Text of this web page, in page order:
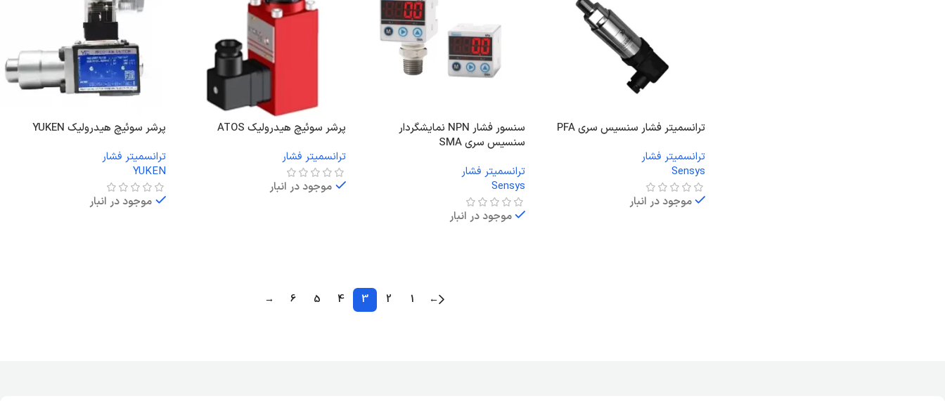
ترانسمیتر فشار سنسیس سری PFA
ترانسمیتر فشار
Sensys
موجود در انبار
سنسور فشار NPN نمایشگردار
سنسیس سری SMA
ترانسمیتر فشار
Sensys
موجود در انبار
پرشر سوئیچ هیدرولیک ATOS
ترانسمیتر فشار
موجود در انبار
پرشر سوئیچ هیدرولیک YUKEN
ترانسمیتر فشار
YUKEN
موجود در انبار
←
1
2
3
4
5
6
→